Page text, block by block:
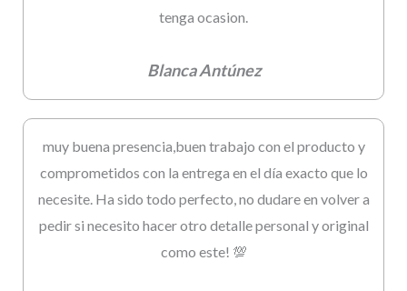
tenga ocasion.
Blanca Antúnez
muy buena presencia,buen trabajo con el producto y
comprometidos con la entrega en el día exacto que lo
necesite. Ha sido todo perfecto, no dudare en volver a
pedir si necesito hacer otro detalle personal y original
como este! 💯